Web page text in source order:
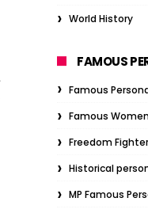
World History
FAMOUS
Famous
Famous
Freedom
Historical
MP Famous